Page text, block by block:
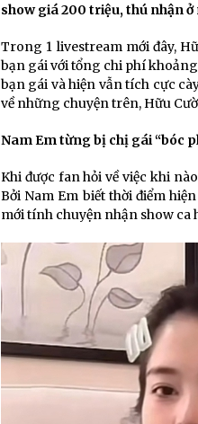
show giá 200 triệu, thú nhận ở
Trong 1 livestream mới đây,
bạn gái với tổng chi phí
bạn gái và hiện vẫn tích cực
về những chuyện trên, Hữu
Nam Em từng bị chị gái “bóc
Khi được fan hỏi về việc khi
Bởi Nam Em biết thời điểm
mới tính chuyện nhận show ca